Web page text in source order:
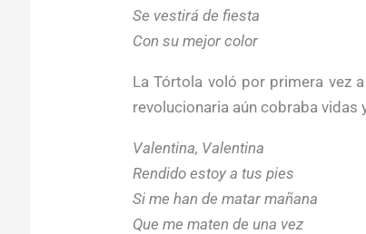
Se vestirá de fiesta
Con su mejor color
La Tórtola voló por primera vez
revolucionaria aún cobraba
Valentina, Valentina
Rendido estoy a tus pies
Si me han de matar mañana
Que me maten de una vez